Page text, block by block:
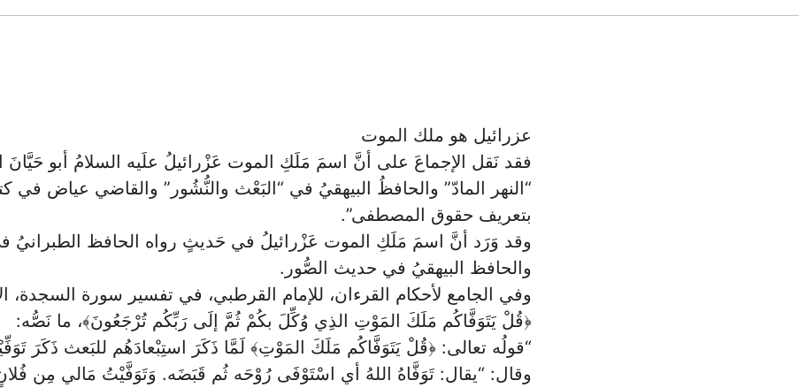
عزرائيل هو ملك الموت
فقد نَقل الإجماعَ على أنَّ اسمَ مَلَكِ الموت عَزْرائيلُ علَيه السلامُ أبو حَيَّانَ
“النهر المادّ” والحافظُ البيهقيُ في “البَعْث والنُّشُور” والقاضي عياض في
بتعريف حقوق المصطفى”.
وقد وَرَد أنَّ اسمَ مَلَكِ الموت عَزْرائيلُ في حَديثٍ رواه الحافظ الطبرانيُ
والحافظ البيهقيُ في حديث الصُّور.
وفي الجامع لأحكام القرءان، للإمام القرطبي، في تفسير سورة السجدة،
﴿قُلْ يَتَوَفَّاكُم مَلَكَ المَوْتِ الذِي وُكِّلَ بكُمْ ثُمَّ إلَى رَبِّكُم تُرْجَعُونَ﴾، ما نَصُّه:
“قولُه تعالى: ﴿قُلْ يَتَوَفَّاكُم مَلَكَ المَوْتِ﴾ لَمَّا ذَكَرَ استِبْعادَهُم للبَعث ذَكَرَ
وقال: “يقال: تَوَفَّاهُ اللهُ أي اسْتَوْفَى رُوْحَه ثُم قَبَضَه. وَتَوَفَّيْتُ مَالي مِن